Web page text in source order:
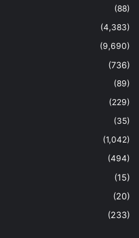
(88)
(4,383)
(9,690)
(736)
(89)
(229)
(35)
(1,042)
(494)
(15)
(20)
(233)